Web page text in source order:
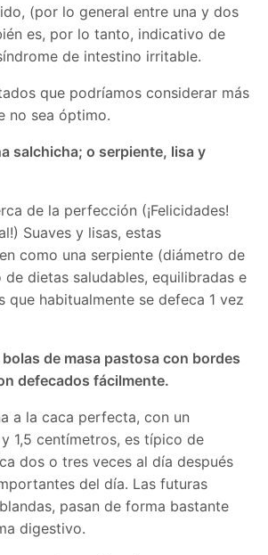
(por lo general entre una y dos
es, por lo tanto, indicativo de
de intestino irritable.
que podríamos considerar más
no sea óptimo.
salchicha; o serpiente, lisa y
de la perfección (¡Felicidades!
Suaves y lisas, estas
como una serpiente (diámetro de
de dietas saludables, equilibradas e
que habitualmente se defeca 1 vez
de masa pastosa con bordes
defecados fácilmente.
a la caca perfecta, con un
1,5 centímetros, es típico de
dos o tres veces al día después
del día. Las futuras
pasan de forma bastante
digestivo.